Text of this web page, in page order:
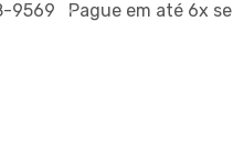
Pague em até 6x sem juros